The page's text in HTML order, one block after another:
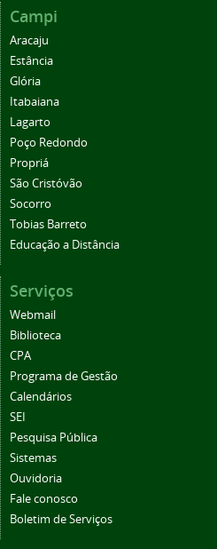
Campi
Aracaju
Estância
Glória
Itabaiana
Lagarto
Poço Redondo
Propriá
São Cristóvão
Socorro
Tobias Barreto
Educação a Distância
Serviços
Webmail
Biblioteca
CPA
Programa de Gestão
Calendários
SEI
Pesquisa Pública
Sistemas
Ouvidoria
Fale conosco
Boletim de Serviços